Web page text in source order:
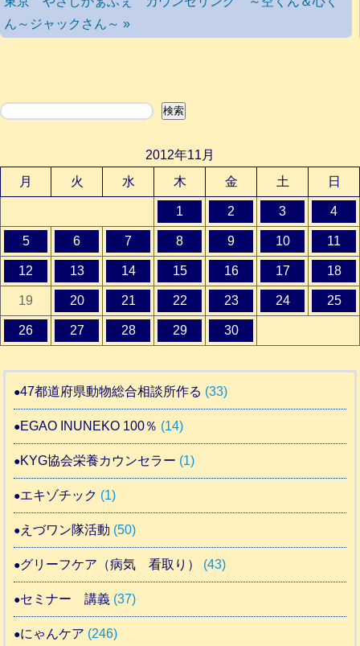
ん～ジャックさん～ »
検索 検索
2012年11月
月
火 水 木 金 土 日
1 2 3 4
5 6 7 8 9 10 11
12 13 14 15 16 17 18
19 20 21 22 23 24 25
26 27 28 29 30
47都道府県動物総合相談所作る (33)
EGAO INUNEKO 100％ (14)
KYG協会栄養カウンセラー (1)
エキゾチック (1)
えづワン隊活動 (50)
グリーフケア（病気 看取り） (43)
セミナー 講義 (37)
にゃんケア (246)